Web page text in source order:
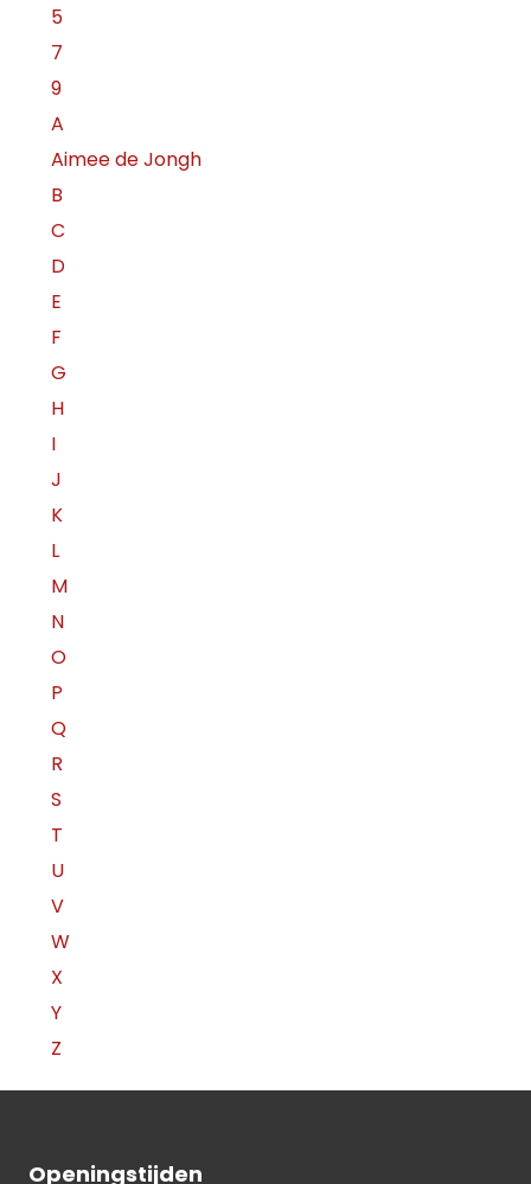
5
7
9
A
Aimee de Jongh
B
C
D
E
F
G
H
I
J
K
L
M
N
O
P
Q
R
S
T
U
V
W
X
Y
Z
Openingstijden